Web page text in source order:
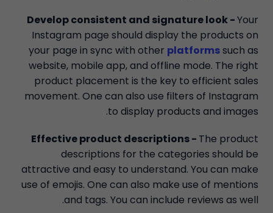
Develop consistent and signature look -Your
Instagram page should display the products on
your page in sync with other platformssuch as
website, mobile app, and offline mode. The right
product placement is the key to efficient sales
movement. One can also use filters of Instagram
to display products and images.
Effective product descriptions - The product
descriptions for the categories should be
attractive and easy to understand. You can make
use of emojis. One can also make use of mentions
and tags. You can include reviews as well.